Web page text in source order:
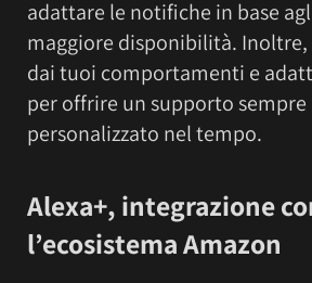
adattare le notifiche in base
maggiore disponibilità.
dai tuoi comportamenti e
per offrire un supporto
personalizzato nel tempo.
Alexa+, integrazione
l’ecosistema Amazon